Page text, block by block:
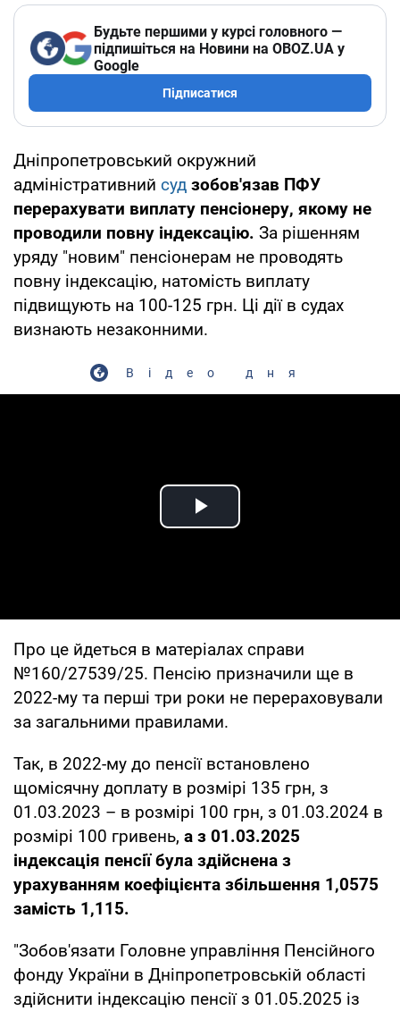
Будьте першими у курсі головного —
підпишіться на Новини на OBOZ.UA у
Google
Підписатися
Дніпропетровський окружний
адміністративний суд зобов'язав ПФУ
перерахувати виплату пенсіонеру, якому не
проводили повну індексацію. За рішенням
уряду "новим" пенсіонерам не проводять
повну індексацію, натомість виплату
підвищують на 100-125 грн. Ці дії в судах
визнають незаконними.
Відео дня
Play Video
Про це йдеться в матеріалах справи
№160/27539/25. Пенсію призначили ще в
2022-му та перші три роки не перераховували
за загальними правилами.
Так, в 2022-му до пенсії встановлено
щомісячну доплату в розмірі 135 грн, з
01.03.2023 – в розмірі 100 грн, з 01.03.2024 в
розмірі 100 гривень, а з 01.03.2025
індексація пенсії була здійснена з
урахуванням коефіцієнта збільшення 1,0575
замість 1,115.
"Зобов'язати Головне управління Пенсійного
фонду України в Дніпропетровській області
здійснити індексацію пенсії з 01.05.2025 із